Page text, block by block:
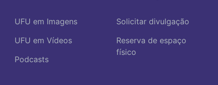
UFU em Imagens
UFU em Vídeos
Podcasts
Solicitar divulgação
Reserva de espaço
físico